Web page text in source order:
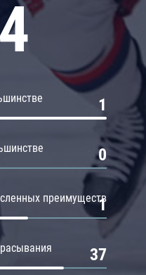
1
0
преимуществ
1
37